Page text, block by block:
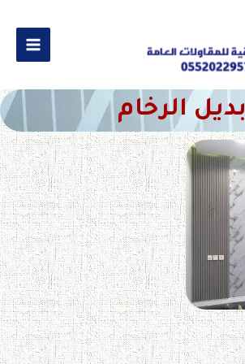
بديل الرخام